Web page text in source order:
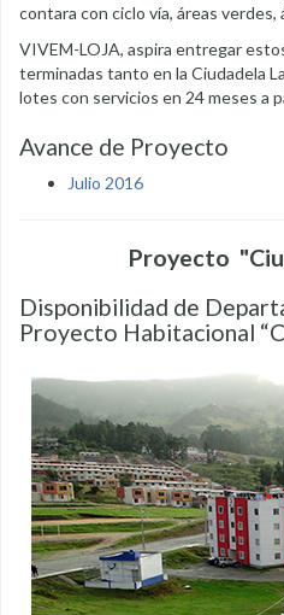
contara con ciclo vía, áreas verdes,
VIVEM-LOJA, aspira entregar
terminadas tanto en la Ciudadela
lotes con servicios en 24 meses a
Avance de Proyecto
Julio 2016
Proyecto
Disponibilidad de
Proyecto Habitacional